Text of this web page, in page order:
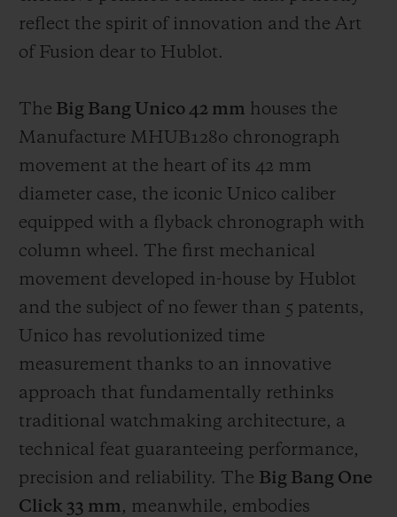
reflect the spirit of innovation and the Art
of Fusion dear to Hublot.
The Big Bang Unico 42 mm houses the
Manufacture MHUB1280 chronograph
movement at the heart of its 42 mm
diameter case, the iconic Unico caliber
equipped with a flyback chronograph with
column wheel. The first mechanical
movement developed in-house by Hublot
and the subject of no fewer than 5 patents,
Unico has revolutionized time
measurement thanks to an innovative
approach that fundamentally rethinks
traditional watchmaking architecture, a
technical feat guaranteeing performance,
precision and reliability. The Big Bang One
Click 33 mm, meanwhile, embodies